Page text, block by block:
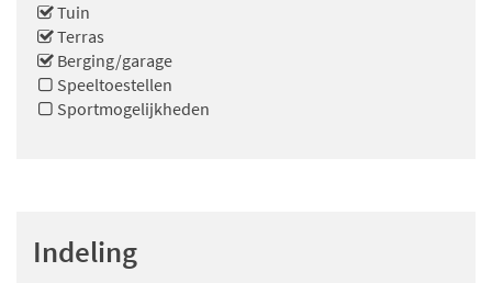
Tuin
Terras
Berging/garage
Speeltoestellen
Sportmogelijkheden
Indeling